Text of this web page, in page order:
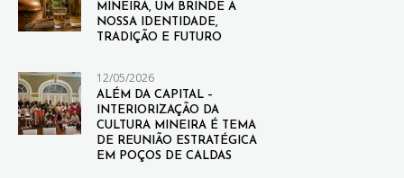
MINEIRA, UM BRINDE À
NOSSA IDENTIDADE,
TRADIÇÃO E FUTURO
12/05/2026
ALÉM DA CAPITAL –
INTERIORIZAÇÃO DA
CULTURA MINEIRA É TEMA
DE REUNIÃO ESTRATÉGICA
EM POÇOS DE CALDAS